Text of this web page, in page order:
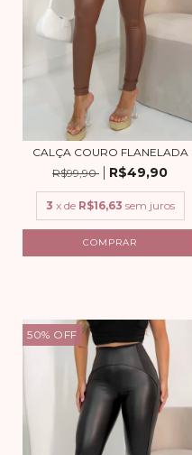
CALÇA COURO FLANELADA
R$99,90
R$49,90
3 x de R$16,63 sem juros
COMPRAR
50% OFF